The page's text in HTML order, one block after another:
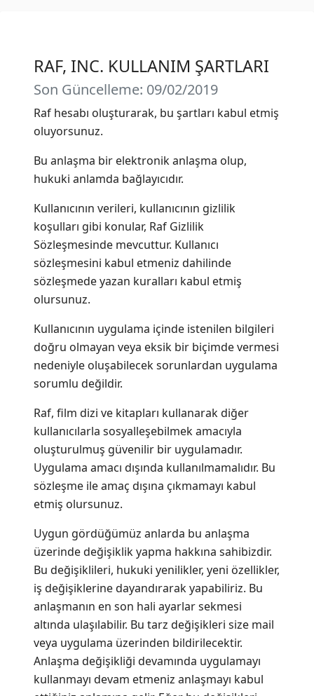
RAF, INC. KULLANIM ŞARTLARI
Son Güncelleme: 09/02/2019
Raf hesabı oluşturarak, bu şartları kabul etmiş
oluyorsunuz.
Bu anlaşma bir elektronik anlaşma olup,
hukuki anlamda bağlayıcıdır.
Kullanıcının verileri, kullanıcının gizlilik
koşulları gibi konular, Raf Gizlilik
Sözleşmesinde mevcuttur. Kullanıcı
sözleşmesini kabul etmeniz dahilinde
sözleşmede yazan kuralları kabul etmiş
olursunuz.
Kullanıcının uygulama içinde istenilen bilgileri
doğru olmayan veya eksik bir biçimde vermesi
nedeniyle oluşabilecek sorunlardan uygulama
sorumlu değildir.
Raf, film dizi ve kitapları kullanarak diğer
kullanıcılarla sosyalleşebilmek amacıyla
oluşturulmuş güvenilir bir uygulamadır.
Uygulama amacı dışında kullanılmamalıdır. Bu
sözleşme ile amaç dışına çıkmamayı kabul
etmiş olursunuz.
Uygun gördüğümüz anlarda bu anlaşma
üzerinde değişiklik yapma hakkına sahibizdir.
Bu değişiklileri, hukuki yenilikler, yeni özellikler,
iş değişiklerine dayandırarak yapabiliriz. Bu
anlaşmanın en son hali ayarlar sekmesi
altında ulaşılabilir. Bu tarz değişikleri size mail
veya uygulama üzerinden bildirilecektir.
Anlaşma değişikliği devamında uygulamayı
kullanmayı devam etmeniz anlaşmayı kabul